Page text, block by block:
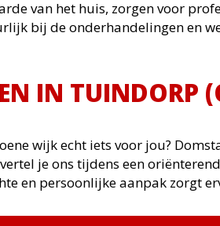
van het huis, zorgen voor
bij de onderhandelingen en
IN TUINDORP
wijk echt iets voor jou?
je ons tijdens een
en persoonlijke aanpak zorgt
wonen